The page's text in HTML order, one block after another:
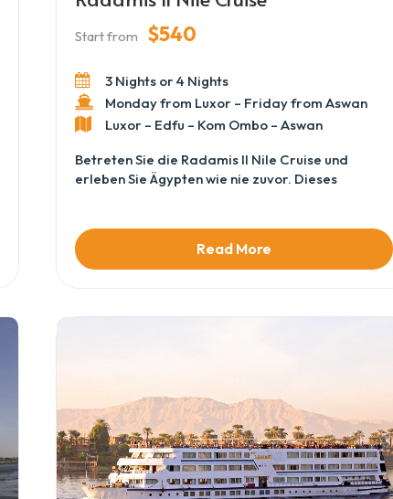
Start from $540
3 Nights or 4 Nights
Monday from Luxor – Friday from Aswan
Luxor – Edfu – Kom Ombo – Aswan
Betreten Sie die Radamis II Nile Cruise und
erleben Sie Ägypten wie nie zuvor. Dieses
Kabinen, köstliche Mahlzeiten und aufmerksamen
Service. Während Sie den Fluss hinuntergleiten,
genießen Sie atemberaubende Ausblicke auf
charmante Dörfer.
Read More